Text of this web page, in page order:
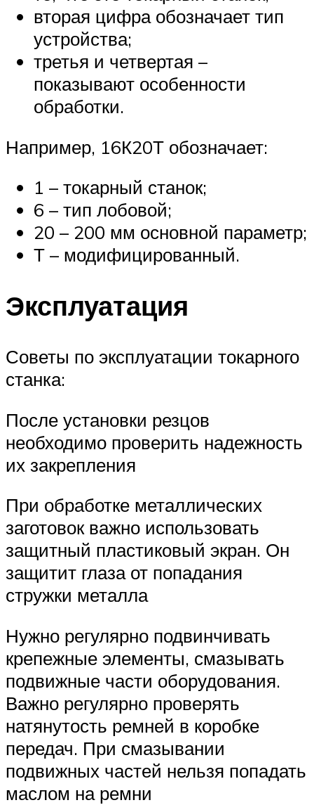
вторая цифра обозначает тип
устройства;
третья и четвертая –
показывают особенности
обработки.
Например, 16К20Т обозначает:
1 – токарный станок;
6 – тип лобовой;
20 – 200 мм основной параметр;
Т – модифицированный.
Эксплуатация
Советы по эксплуатации токарного
станка:
После установки резцов
необходимо проверить надежность
их закрепления
При обработке металлических
заготовок важно использовать
защитный пластиковый экран. Он
защитит глаза от попадания
стружки металла
Нужно регулярно подвинчивать
крепежные элементы, смазывать
подвижные части оборудования.
Важно регулярно проверять
натянутость ремней в коробке
передач. При смазывании
подвижных частей нельзя попадать
маслом на ремни